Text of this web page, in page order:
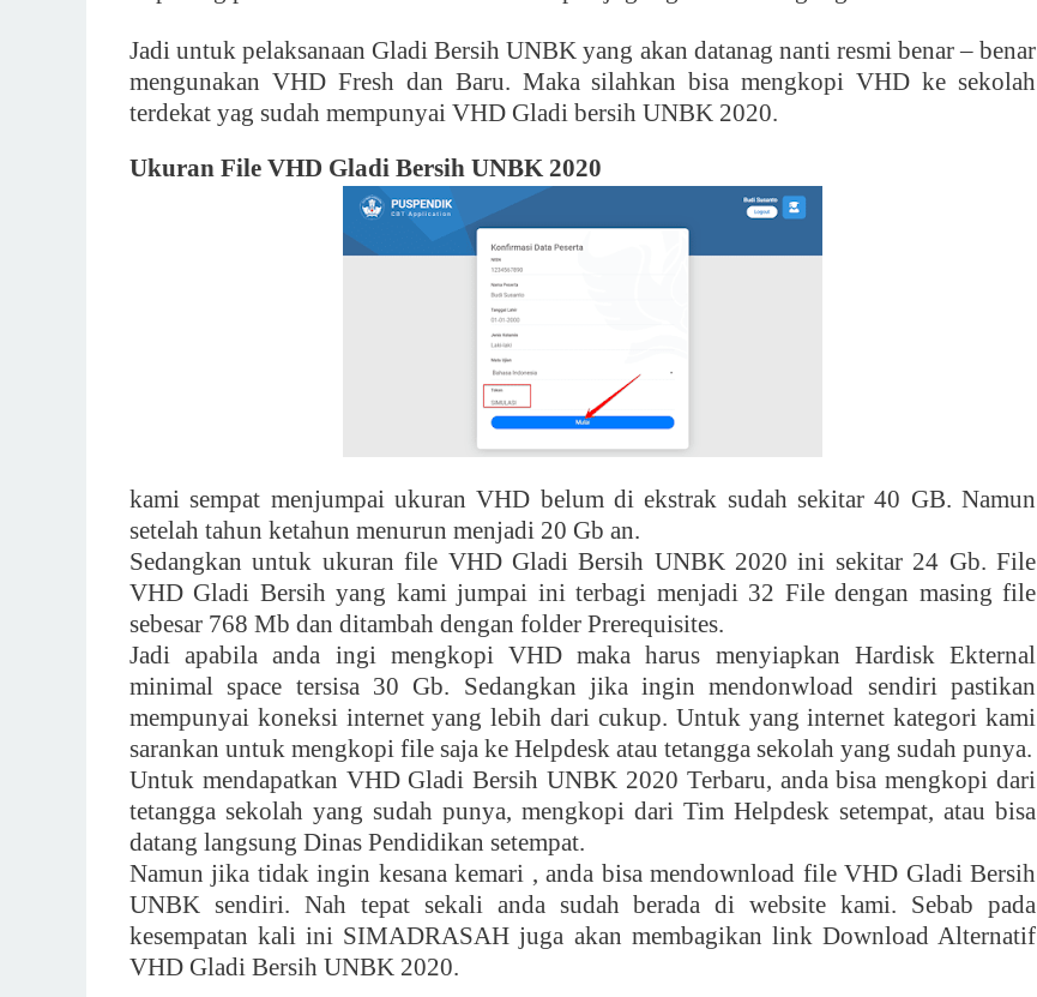
Jadi untuk pelaksanaan Gladi Bersih UNBK yang akan datanag nanti resmi benar – benar
mengunakan VHD Fresh dan Baru. Maka silahkan bisa mengkopi VHD ke sekolah
terdekat yag sudah mempunyai VHD Gladi bersih UNBK 2020.
Ukuran File VHD Gladi Bersih UNBK 2020
kami sempat menjumpai ukuran VHD belum di ekstrak sudah sekitar 40 GB. Namun
setelah tahun ketahun menurun menjadi 20 Gb an.
Sedangkan untuk ukuran file VHD Gladi Bersih UNBK 2020 ini sekitar 24 Gb. File
VHD Gladi Bersih yang kami jumpai ini terbagi menjadi 32 File dengan masing file
sebesar 768 Mb dan ditambah dengan folder Prerequisites.
Jadi apabila anda ingi mengkopi VHD maka harus menyiapkan Hardisk Ekternal
minimal space tersisa 30 Gb. Sedangkan jika ingin mendonwload sendiri pastikan
mempunyai koneksi internet yang lebih dari cukup. Untuk yang internet kategori kami
sarankan untuk mengkopi file saja ke Helpdesk atau tetangga sekolah yang sudah punya.
Untuk mendapatkan VHD Gladi Bersih UNBK 2020 Terbaru, anda bisa mengkopi dari
tetangga sekolah yang sudah punya, mengkopi dari Tim Helpdesk setempat, atau bisa
datang langsung Dinas Pendidikan setempat.
Namun jika tidak ingin kesana kemari , anda bisa mendownload file VHD Gladi Bersih
UNBK sendiri. Nah tepat sekali anda sudah berada di website kami. Sebab pada
kesempatan kali ini SIMADRASAH juga akan membagikan link Download Alternatif
VHD Gladi Bersih UNBK 2020.